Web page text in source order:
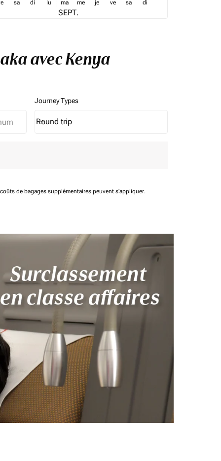
sa di lu ma
SEPT.
me je ve sa di
avec Kenya
Journey Types
Journey Types option Round trip Selected
Round trip
keyboard_arrow_down
de bagages supplémentaires peuvent s'appliquer.